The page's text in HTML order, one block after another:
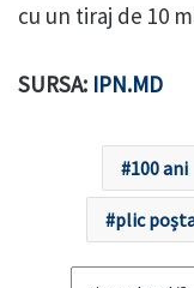
cu un tiraj de 10
SURSA: IPN.MD
100 ani
plic